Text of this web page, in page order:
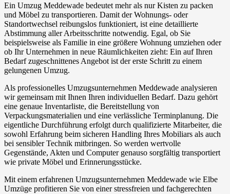
Ein Umzug Meddewade bedeutet mehr als nur Kisten zu packen
und Möbel zu transportieren. Damit der Wohnungs- oder
Standortwechsel reibungslos funktioniert, ist eine detaillierte
Abstimmung aller Arbeitsschritte notwendig. Egal, ob Sie
beispielsweise als Familie in eine größere Wohnung umziehen oder
ob Ihr Unternehmen in neue Räumlichkeiten zieht: Ein auf Ihren
Bedarf zugeschnittenes Angebot ist der erste Schritt zu einem
gelungenen Umzug.
Als professionelles Umzugsunternehmen Meddewade analysieren
wir gemeinsam mit Ihnen Ihren individuellen Bedarf. Dazu gehört
eine genaue Inventarliste, die Bereitstellung von
Verpackungsmaterialien und eine verlässliche Terminplanung. Die
eigentliche Durchführung erfolgt durch qualifizierte Mitarbeiter, die
sowohl Erfahrung beim sicheren Handling Ihres Mobiliars als auch
bei sensibler Technik mitbringen. So werden wertvolle
Gegenstände, Akten und Computer genauso sorgfältig transportiert
wie private Möbel und Erinnerungsstücke.
Mit einem erfahrenen Umzugsunternehmen Meddewade wie Elbe
Umzüge profitieren Sie von einer stressfreien und fachgerechten